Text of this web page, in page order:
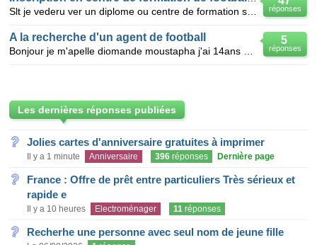
réponses
5
réponses
A la recherche d'un agent de football
Les dernières réponses publiées
Jolies cartes d'anniversaire gratuites à imprimer
Il y a 1 minute Anniversaire 396 réponses Dernière page
France : Offre de prêt entre particuliers Très sérieux et
rapide e
Il y a 10 heures Electroménager 11 réponses
Recherhe une personne avec seul nom de jeune fille